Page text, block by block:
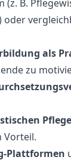
(z. B.
als
zu
Vorteil.